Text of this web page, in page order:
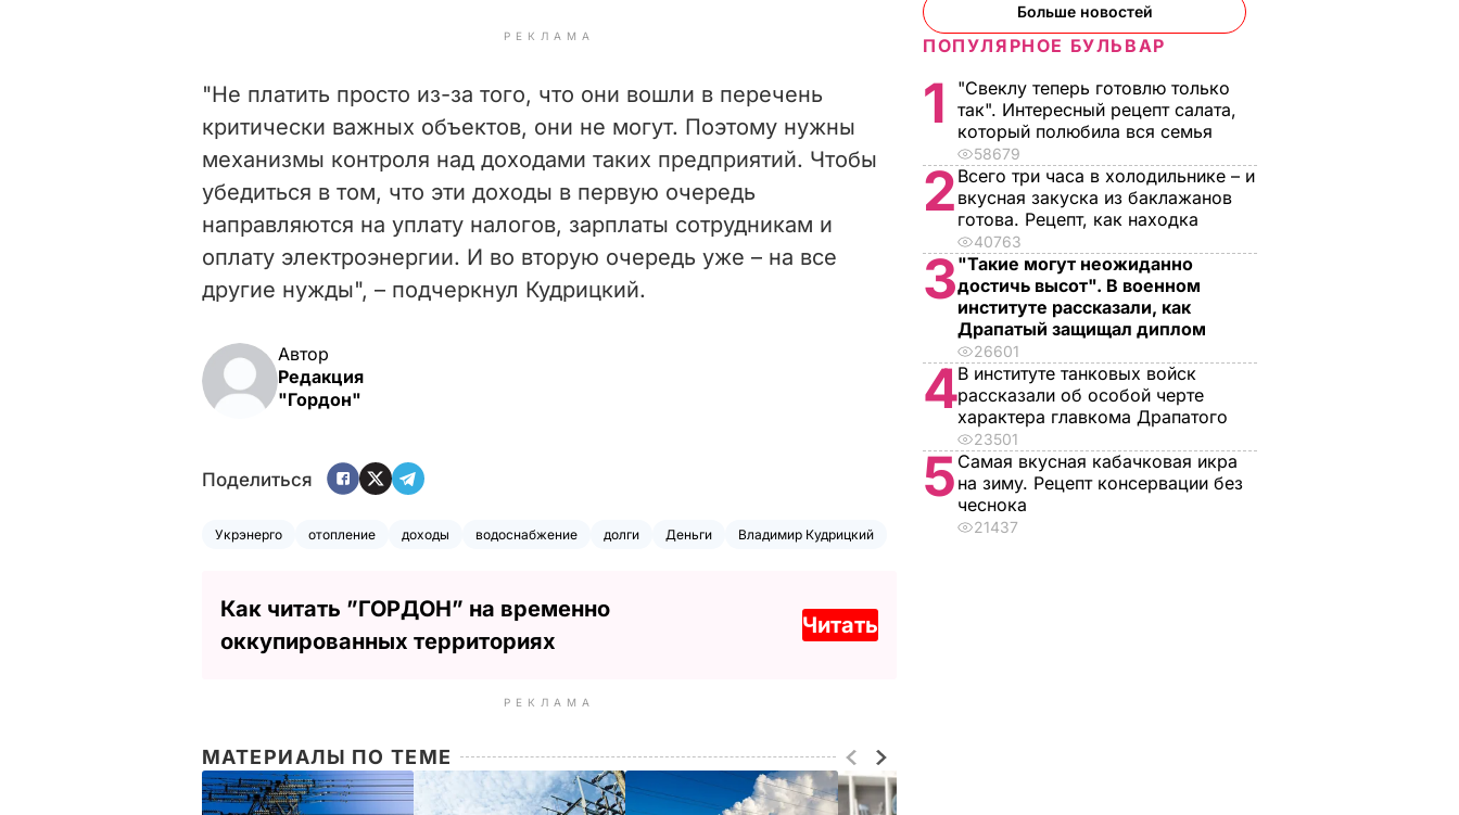
РЕКЛАМА
"Не платить просто из-за того, что они вошли в перечень
критически важных объектов, они не могут. Поэтому нужны
механизмы контроля над доходами таких предприятий. Чтобы
убедиться в том, что эти доходы в первую очередь
направляются на уплату налогов, зарплаты сотрудникам и
оплату электроэнергии. И во вторую очередь уже – на все
другие нужды", – подчеркнул Кудрицкий.
Автор
Редакция
"Гордон"
Поделиться
Укрэнерго отопление доходы водоснабжение долги Деньги Владимир Кудрицкий
Как читать ”ГОРДОН” на временно
оккупированных территориях
Читать
РЕКЛАМА
МАТЕРИАЛЫ ПО ТЕМЕ
Больше новостей
ПОПУЛЯРНОЕ БУЛЬВАР
1
"Свеклу теперь готовлю только
так". Интересный рецепт салата,
который полюбила вся семья
58679
2 Всего три часа в холодильнике – и
вкусная закуска из баклажанов
готова. Рецепт, как находка
40763
3"Такие могут неожиданно
достичь высот". В военном
институте рассказали, как
Драпатый защищал диплом
26601
4В институте танковых войск
рассказали об особой черте
характера главкома Драпатого
23501
5 Самая вкусная кабачковая икра
на зиму. Рецепт консервации без
чеснока
21437